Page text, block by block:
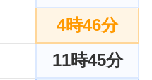
4時46分
11時45分